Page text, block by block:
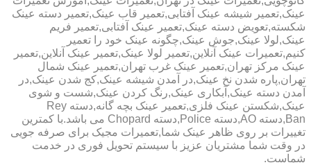
عینک,تعمیر شیشه عینک آفتابی,تعمیر قاب عینک,تعمیر دسته عینک
شکسته,تعویض دسته عینک,تعمیر عینک آفتابی,تعمیر فریم
عینک,لولا عینک,جوش عینک,چگونه عینک خود را تعمیر
کنیم,تعمیرات عینک آنلاین,تعمیر لولا عینک,تعمیر عینک آنلاین,تعمیر
عینک مرکز تهران,تعمیر عینک غرب تهران,تعمیر عینک شمال
تهران,پاره شدن نخ عینک,در آمدن شیشه عینک,کج شدن عینک,در
آمدن دسته عینک,آبکاری عینک,رنگ کردن عینک,شست و شوی
عینک,شکستن عینک فلزی,تعمیر عینک بچه گانه,دسته Rey
Ban,دسته AO,دسته Police,دسته Chopard می باشد.با کمترین
تغییرات بر روی ظاهر عینک شما,تعمیرات مجیک برای صرفه جویی
در وقت شما مشتریان عزیز با سیستم تحویل فوری در خدمت
شماست.